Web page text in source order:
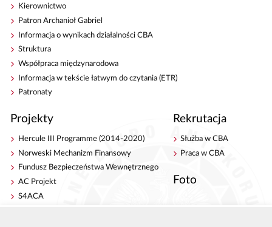
Kierownictwo
Patron Archanioł Gabriel
Informacja o wynikach działalności CBA
Struktura
Współpraca międzynarodowa
Informacja w tekście łatwym do czytania (ETR)
Patronaty
Projekty
Hercule III Programme (2014-2020)
Norweski Mechanizm Finansowy
Fundusz Bezpieczeństwa Wewnętrznego
AC Projekt
S4ACA
Rekrutacja
Służba w CBA
Praca w CBA
Foto